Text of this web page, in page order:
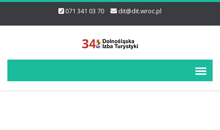
071 341 03 70 dit@dit.wroc.pl